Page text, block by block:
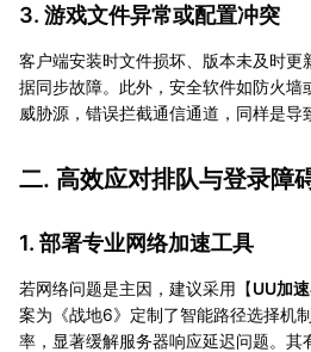
3. 游戏文件异常或配置冲突
客户端安装时文件损坏、版本未及时更
据同步故障。此外，安全软件如防火墙
威胁源，错误拦截通信通道，同样是导
二. 高效应对排队与登录障
1. 部署专业网络加速工具
若网络问题是主因，建议采用【UU加
案为《战地6》定制了智能路径选择机
率，显著缓解服务器响应延迟问题。其